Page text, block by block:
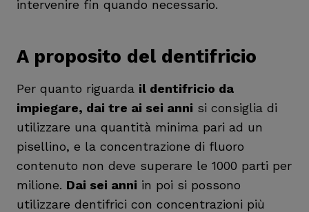
intervenire fin quando necessario.
A proposito del dentifricio
Per quanto riguarda il dentifricio da
impiegare, dai tre ai sei anni si consiglia di
utilizzare una quantità minima pari ad un
pisellino, e la concentrazione di fluoro
contenuto non deve superare le 1000 parti per
milione. Dai sei anni in poi si possono
utilizzare dentifrici con concentrazioni più